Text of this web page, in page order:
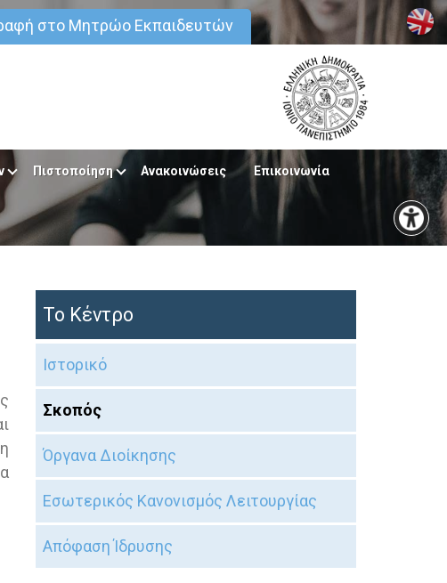
Πιστοποίηση Ανακοινώσεις Επικοινωνία
στο Μητρώο Εκπαιδευτών
Το Κέντρο
Ιστορικό
Σκοπός
Όργανα Διοίκησης
Εσωτερικός Κανονισμός Λειτουργίας
Απόφαση Ίδρυσης